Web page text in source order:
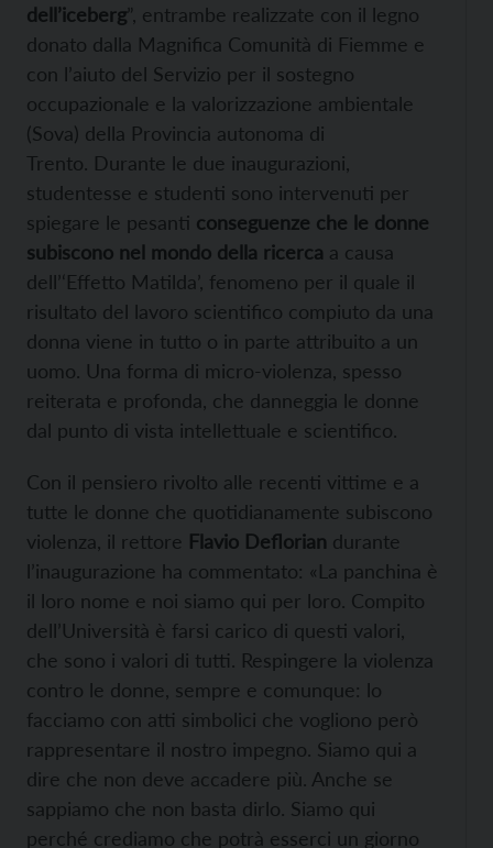
dell’iceberg”, entrambe realizzate con il legno
donato dalla Magnifica Comunità di Fiemme e
con l’aiuto del Servizio per il sostegno
occupazionale e la valorizzazione ambientale
(Sova) della Provincia autonoma di
Trento. Durante le due inaugurazioni,
studentesse e studenti sono intervenuti per
spiegare le pesanti conseguenze che le donne
subiscono nel mondo della ricerca a causa
dell’‘Effetto Matilda’, fenomeno per il quale il
risultato del lavoro scientifico compiuto da una
donna viene in tutto o in parte attribuito a un
uomo. Una forma di micro-violenza, spesso
reiterata e profonda, che danneggia le donne
dal punto di vista intellettuale e scientifico.
Con il pensiero rivolto alle recenti vittime e a
tutte le donne che quotidianamente subiscono
violenza, il rettore Flavio Deflorian durante
l’inaugurazione ha commentato: «La panchina è
il loro nome e noi siamo qui per loro. Compito
dell’Università è farsi carico di questi valori,
che sono i valori di tutti. Respingere la violenza
contro le donne, sempre e comunque: lo
facciamo con atti simbolici che vogliono però
rappresentare il nostro impegno. Siamo qui a
dire che non deve accadere più. Anche se
sappiamo che non basta dirlo. Siamo qui
perché crediamo che potrà esserci un giorno